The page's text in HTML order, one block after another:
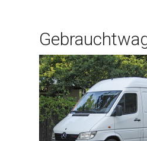
Kilometerstand
Preisvorstellung
Name*